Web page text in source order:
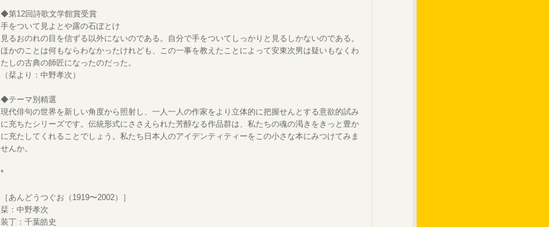
◆第12回詩歌文学館賞受賞
手をついて見よとや露の石ぼとけ
見るおのれの目を信ずる以外にないのである。自分で手をついてしっかりと見るしかないのである。
ほかのことは何もならわなかったけれども、この一事を教えたことによって安東次男は疑いもなくわ
たしの古典の師匠になったのだった。
（栞より：中野孝次）
◆テーマ別精選
現代俳句の世界を新しい角度から照射し、一人一人の作家をより立体的に把握せんとする意欲的試み
に充ちたシリーズです。伝統形式にささえられた芳醇なる作品群は、私たちの魂の渇きをきっと豊か
に充たしてくれることでしょう。私たち日本人のアイデンティティーをこの小さな本にみつけてみま
せんか。
*
［あんどうつぐお（1919〜2002）］
栞：中野孝次
装丁：千葉皓史